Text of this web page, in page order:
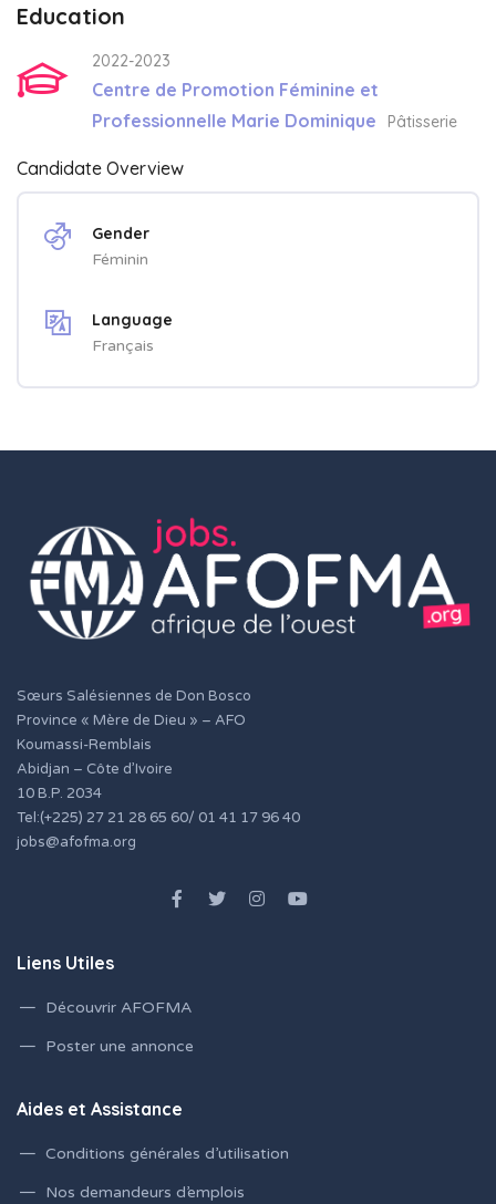
Education
2022-2023
Centre de Promotion Féminine et
Professionnelle Marie Dominique
Pâtisserie
Candidate Overview
Gender
Féminin
Language
Français
Sœurs Salésiennes de Don Bosco
Province « Mère de Dieu » – AFO
Koumassi-Remblais
Abidjan – Côte d’Ivoire
10 B.P. 2034
Tel:(+225) 27 21 28 65 60/ 01 41 17 96 40
jobs@afofma.org
Liens Utiles
Découvrir AFOFMA
Poster une annonce
Aides et Assistance
Conditions générales d’utilisation
Nos demandeurs d’emplois